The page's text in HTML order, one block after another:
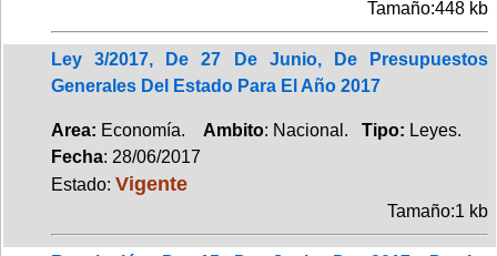
Tamaño:448 kb
Ley 3/2017, De 27 De Junio, De Presupuestos
Generales Del Estado Para El Año 2017
Area: Economía. Ambito: Nacional. Tipo: Leyes.
Fecha: 28/06/2017
Estado: Vigente
Tamaño:1 kb